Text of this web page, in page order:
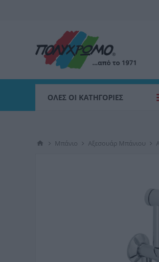
ΌΛΕΣ ΟΙ ΚΑΤΗΓΟΡΊΕΣ
Μπάνιο Αξεσουάρ Μπάνιου